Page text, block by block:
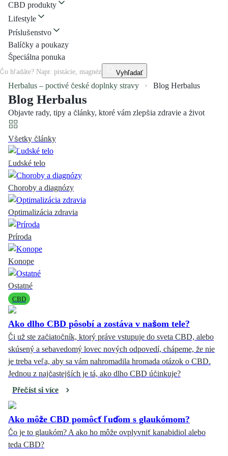
CBD produkty
Lifestyle
Príslušenstvo
Balíčky a poukazy
Špeciálna ponuka
Vyhľadať
Herbalus – poctivé české doplnky stravy Blog Herbalus
Blog Herbalus
Objavte rady, tipy a články, ktoré vám zlepšia zdravie a život
Všetky články
Ľudské telo
Choroby a diagnózy
Optimalizácia zdravia
Príroda
Konope
Ostatné
CBD
Ako dlho CBD pôsobí a zostáva v našom tele?
Či už ste začiatočník, ktorý práve vstupuje do sveta CBD, alebo
skúsený a sebavedomý lovec nových odpovedí, chápeme, že nie
je treba veľa, aby sa vám nahromadila hromada otázok o CBD.
Jednou z najčastejších je tá, ako dlho CBD účinkuje?
Přečíst si více
Ako môže CBD pomôcť ľuďom s glaukómom?
Čo je to glaukóm? A ako ho môže ovplyvniť kanabidiol alebo
teda CBD?